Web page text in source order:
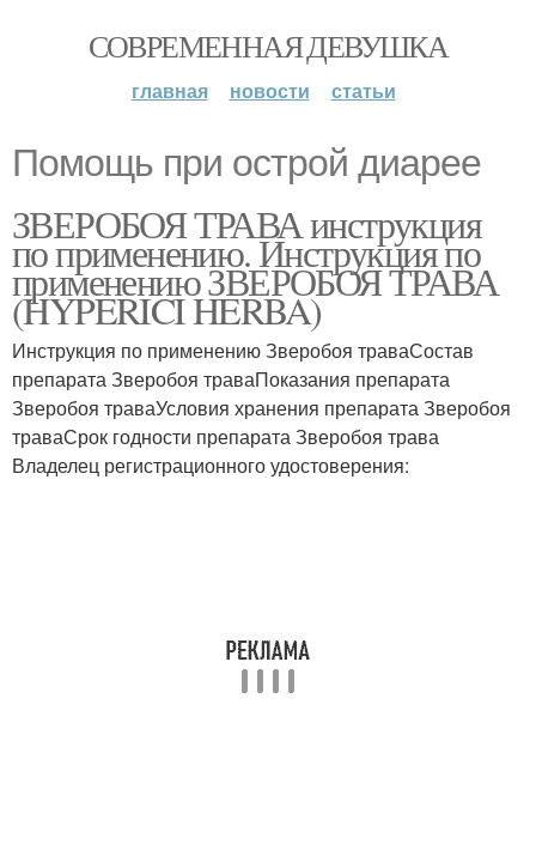
СОВРЕМЕННАЯ ДЕВУШКА
главная новости статьи
Помощь при острой диарее
ЗВЕРОБОЯ ТРАВА инструкция
по применению. Инструкция по
применению ЗВЕРОБОЯ ТРАВА
(HYPERICI HERBA)
Инструкция по применению Зверобоя траваСостав
препарата Зверобоя траваПоказания препарата
Зверобоя траваУсловия хранения препарата Зверобоя
траваСрок годности препарата Зверобоя трава
Владелец регистрационного удостоверения: